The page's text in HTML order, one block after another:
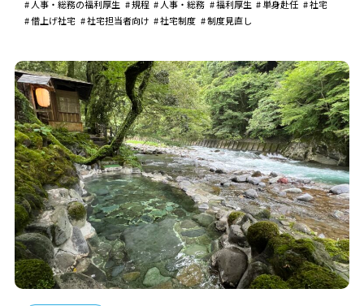
人事・総務の福利厚生 規程 人事・総務 福利厚生 単身赴任
社宅
借上げ社宅
社宅担当者向け 社宅制度 制度見直し